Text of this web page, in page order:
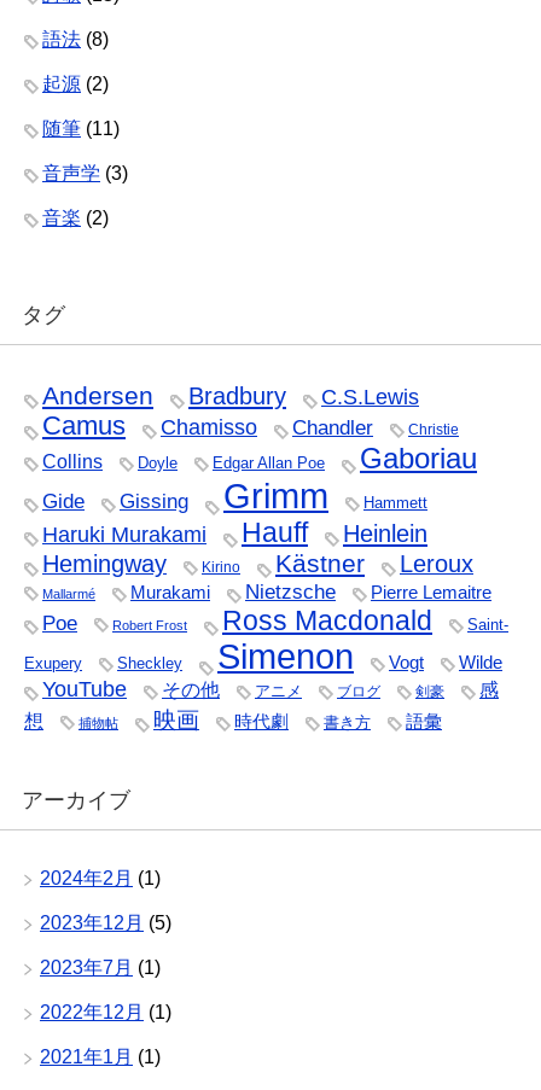
語法 (8)
起源 (2)
随筆 (11)
音声学 (3)
音楽 (2)
タグ
Andersen Bradbury C.S.Lewis
Camus Chamisso Chandler Christie
Collins Doyle Edgar Allan Poe Gaboriau
Gide Gissing Grimm Hammett
Haruki Murakami Hauff
Heinlein
Hemingway
Kirino Kästner Leroux
Mallarmé Murakami Nietzsche Pierre Lemaitre
Poe Robert Frost Ross Macdonald Saint-
Exupery Sheckley Simenon Vogt Wilde
YouTube その他 アニメ ブログ 剣豪
感
想
捕物帖 映画 時代劇 書き方 語彙
アーカイブ
2024年2月 (1)
2023年12月 (5)
2023年7月 (1)
2022年12月 (1)
2021年1月 (1)